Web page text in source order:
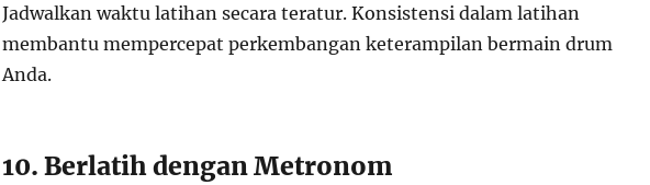
Jadwalkan waktu latihan secara teratur. Konsistensi dalam latihan
membantu mempercepat perkembangan keterampilan bermain drum
Anda.
10. Berlatih dengan Metronom